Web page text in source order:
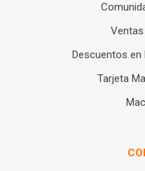
Descuentos
Tarjeta